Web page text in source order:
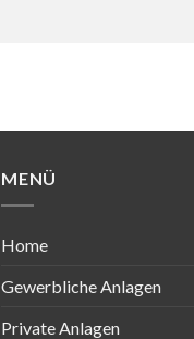
MENÜ
Home
Gewerbliche Anlagen
Private Anlagen